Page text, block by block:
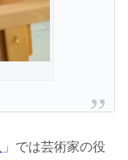
」では芸術家の役